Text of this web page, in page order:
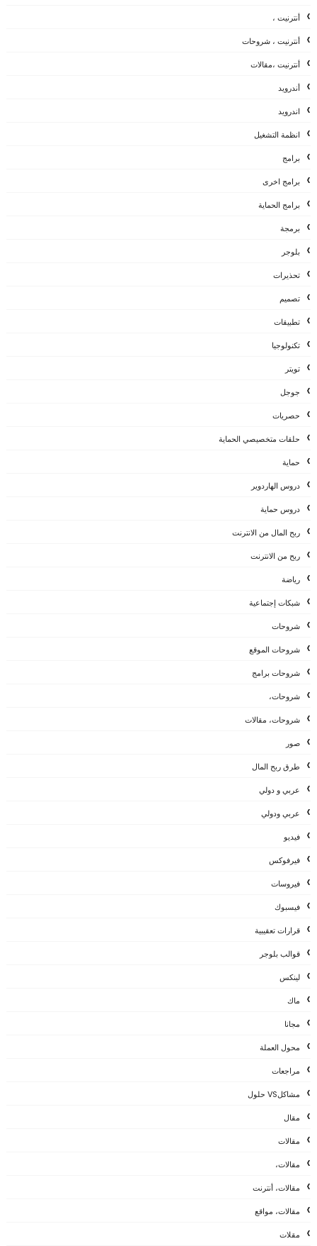
أنترنيت ،
أنترنيت ، شروحات
أنترنيت ،مقالات
أندرويد
اندرويد
انظمة التشغيل
برامج
برامج اخرى
برامج الحماية
برمجة
بلوجر
تحذيرات
تصميم
تطبيقات
تكنولوجيا
تويتر
جوجل
حصريات
حلقات متخصيصي الحماية
حماية
دروس الهاردوير
دروس حماية
ربح المال من الانترنت
ربح من الانترنت
رياضة
شبكات إجتماعية
شروحات
شروحات الموقع
شروحات برامج
شروحات،
شروحات، مقالات
صور
طرق ربح المال
عربي و دولي
عربي ودولي
فيديو
فيرفوكس
فيروسات
فيسبوك
قرارات تعقيبية
قوالب بلوجر
لينكس
ماك
مجانا
محول العملة
مراجعات
مشاكلVS حلول
مقال
مقالات
مقالات،
مقالات، أنترنت
مقالات، مواقع
مقلات